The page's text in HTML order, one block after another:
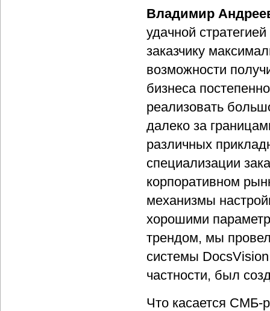
Владимир
удачной
заказчику
возможности
бизнеса
реализовать
далеко за
различных
специализации
корпоративном
механизмы
хорошими
трендом, мы
системы
частности, был
Что касается СМБ-